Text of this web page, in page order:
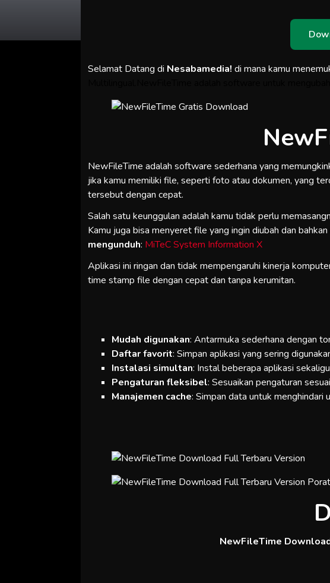
Selamat Datang di Nesabamedia!di mana kamu
NewFileTime adalah software sederhana yang
jika kamu memiliki file, seperti foto atau dokumen, yang
tersebut dengan cepat.
Salah satu keunggulan adalah kamu tidak perlu
Kamu juga bisa menyeret file yang ingin diubah dan
mengunduh: MiTeC System Information X
Aplikasi ini ringan dan tidak mempengaruhi kinerja
time stamp file dengan cepat dan tanpa kerumitan.
Mudah digunakan: Antarmuka sederhana dengan
Daftar favorit: Simpan aplikasi yang sering
Instalasi simultan: Instal beberapa aplikasi
Pengaturan fleksibel: Sesuaikan pengaturan
Manajemen cache: Simpan data untuk menghindari
NewFileTime